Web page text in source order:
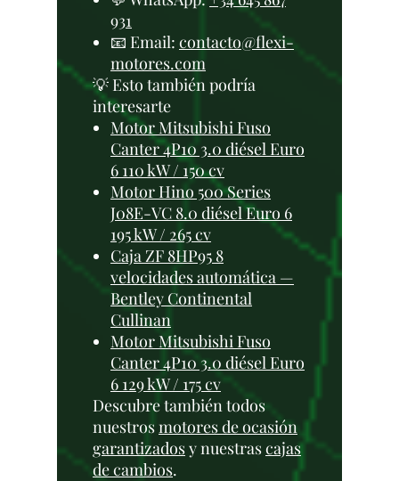
931
📧 Email: contacto@flexi-
motores.com
💡 Esto también podría
interesarte
Motor Mitsubishi Fuso
Canter 4P10 3.0 diésel Euro
6 110 kW / 150 cv
Motor Hino 500 Series
J08E-VC 8.0 diésel Euro 6
195 kW / 265 cv
Caja ZF 8HP95 8
velocidades automática —
Bentley Continental
Cullinan
Motor Mitsubishi Fuso
Canter 4P10 3.0 diésel Euro
6 129 kW / 175 cv
Descubre también todos
nuestrosmotores de ocasión
garantizadosy nuestrascajas
de cambios.